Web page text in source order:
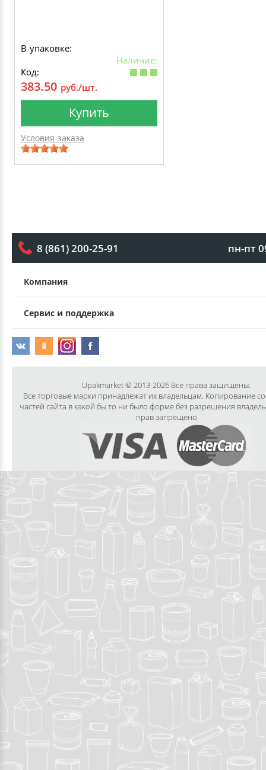
В упаковке:
Наличие:
Код:
383.50 руб./шт.
Купить
Условия заказа
8 (861) 200-25-91 пн-пт
Компания
Сервис и поддержка
Upakmarket © 2013-2026 Все права защищены.
Все торговые марки принадлежат их владельцам. Копирование
частей сайта в какой бы то ни было форме без разрешения
прав запрещено